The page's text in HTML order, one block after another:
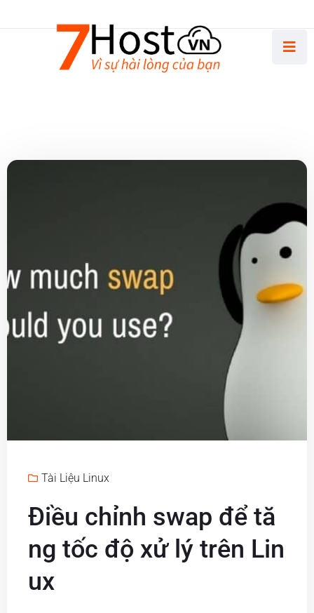
Tài Liệu Linux
Điều chỉnh swap để tă
ng tốc độ xử lý trên Lin
ux